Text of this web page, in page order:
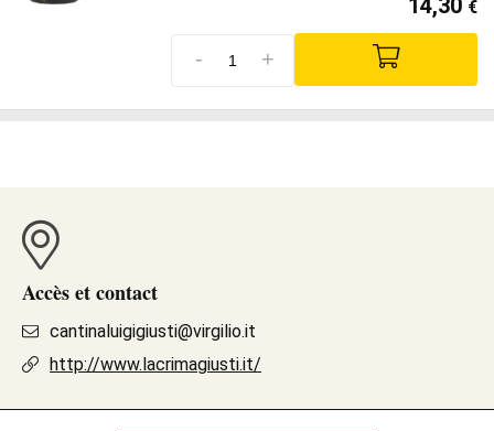
14,30 €
- +
Accès et contact
cantinaluigigiusti@virgilio.it
http://www.lacrimagiusti.it/